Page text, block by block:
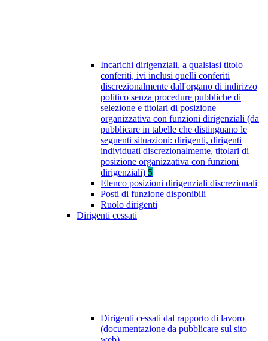
Incarichi dirigenziali, a qualsiasi titolo
conferiti, ivi inclusi quelli conferiti
discrezionalmente dall'organo di indirizzo
politico senza procedure pubbliche di
selezione e titolari di posizione
organizzativa con funzioni dirigenziali (da
pubblicare in tabelle che distinguano le
seguenti situazioni: dirigenti, dirigenti
individuati discrezionalmente, titolari di
posizione organizzativa con funzioni
dirigenziali) 5
Elenco posizioni dirigenziali discrezionali
Posti di funzione disponibili
Ruolo dirigenti
Dirigenti cessati
Dirigenti cessati dal rapporto di lavoro
(documentazione da pubblicare sul sito